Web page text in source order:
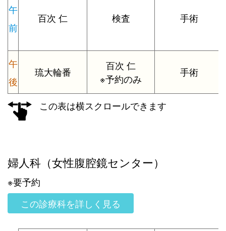
午
前
百次 仁 検査 手術
午
後
琉大輪番
百次 仁
※予約のみ
手術
この表は横スクロールできます
婦人科（女性腹腔鏡センター）
※要予約
この診療科を詳しく見る